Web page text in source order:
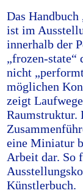
Das Handbuch
ist im
innerhalb der
„frozen-
nicht
möglichen
zeigt
Raumstruktur.
eine Miniatur
Arbeit dar. So
Künstlerbuch.